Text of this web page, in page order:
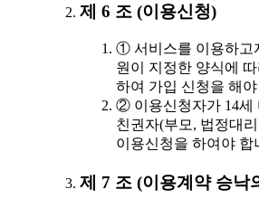
제 6 조 (이용신청)
① 서비스를 이용하고
원이 지정한 양식에
하여 가입 신청을 해
② 이용신청자가 14세
친권자(부모, 법정대
이용신청을 하여야 합
제 7 조 (이용계약 승낙